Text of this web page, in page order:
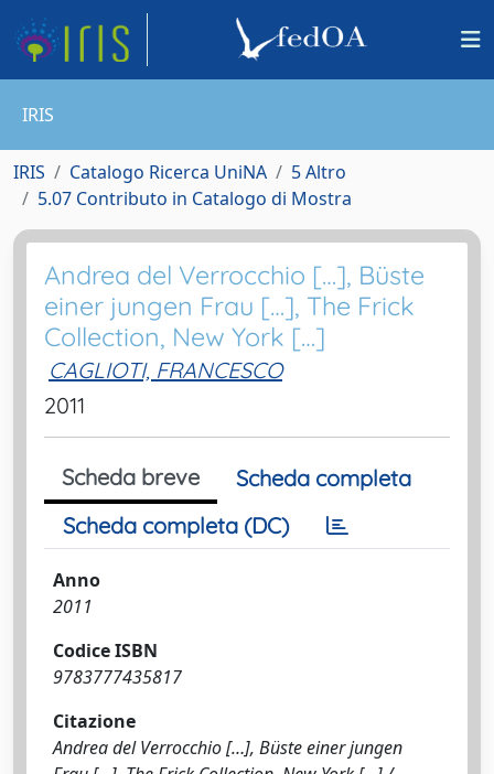
IRIS
IRIS Catalogo Ricerca UniNA
5 Altro
5.07 Contributo in Catalogo di Mostra
Andrea del Verrocchio […], Büste
einer jungen Frau […], The Frick
Collection, New York […]
CAGLIOTI, FRANCESCO
2011
Scheda breve
Scheda completa
Scheda completa (DC)
Anno
2011
Codice ISBN
9783777435817
Citazione
Andrea del Verrocchio […], Büste einer jungen